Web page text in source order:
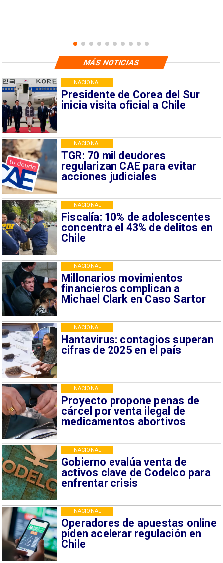
Presidente de Corea del Sur
inicia visita oficial a Chile
NACIONAL
TGR: 70 mil deudores
regularizan CAE para evitar
acciones judiciales
NACIONAL
Fiscalía: 10% de adolescentes
concentra el 43% de delitos en
Chile
NACIONAL
Millonarios movimientos
financieros complican a
Michael Clark en Caso Sartor
NACIONAL
Hantavirus: contagios superan
cifras de 2025 en el país
NACIONAL
Proyecto propone penas de
cárcel por venta ilegal de
medicamentos abortivos
NACIONAL
Gobierno evalúa venta de
activos clave de Codelco para
enfrentar crisis
NACIONAL
Operadores de apuestas online
piden acelerar regulación en
Chile
NACIONAL
MÁS NOTICIAS